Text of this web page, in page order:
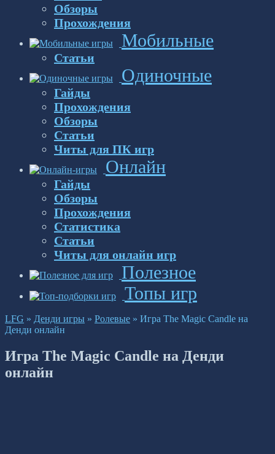
Обзоры
Прохождения
Мобильные
Статьи
Одиночные
Гайды
Прохождения
Обзоры
Статьи
Читы для ПК игр
Онлайн
Гайды
Обзоры
Прохождения
Статистика
Статьи
Читы для онлайн игр
Полезное
Топы игр
LFG » Денди игры » Ролевые » Игра The Magic Candle на
Денди онлайн
Игра The Magic Candle на Денди
онлайн